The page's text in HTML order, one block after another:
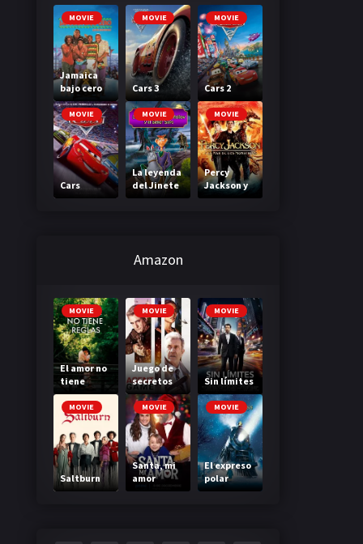
MOVIE
Jamaica
bajo cero
MOVIE
Cars 3
MOVIE
Cars 2
MOVIE
Cars
MOVIE
La leyenda
del Jinete
sin cabeza
MOVIE
Percy
Jackson y
el mar de
Amazon
MOVIE
El amor no
tiene
reglas
MOVIE
Juego de
secretos
MOVIE
Sin límites
MOVIE
Saltburn
MOVIE
Santa, mi
amor
MOVIE
El expreso
polar